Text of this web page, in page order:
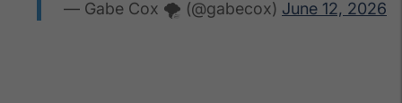
— Gabe Cox 🌪️ (@gabecox) June 12, 2026